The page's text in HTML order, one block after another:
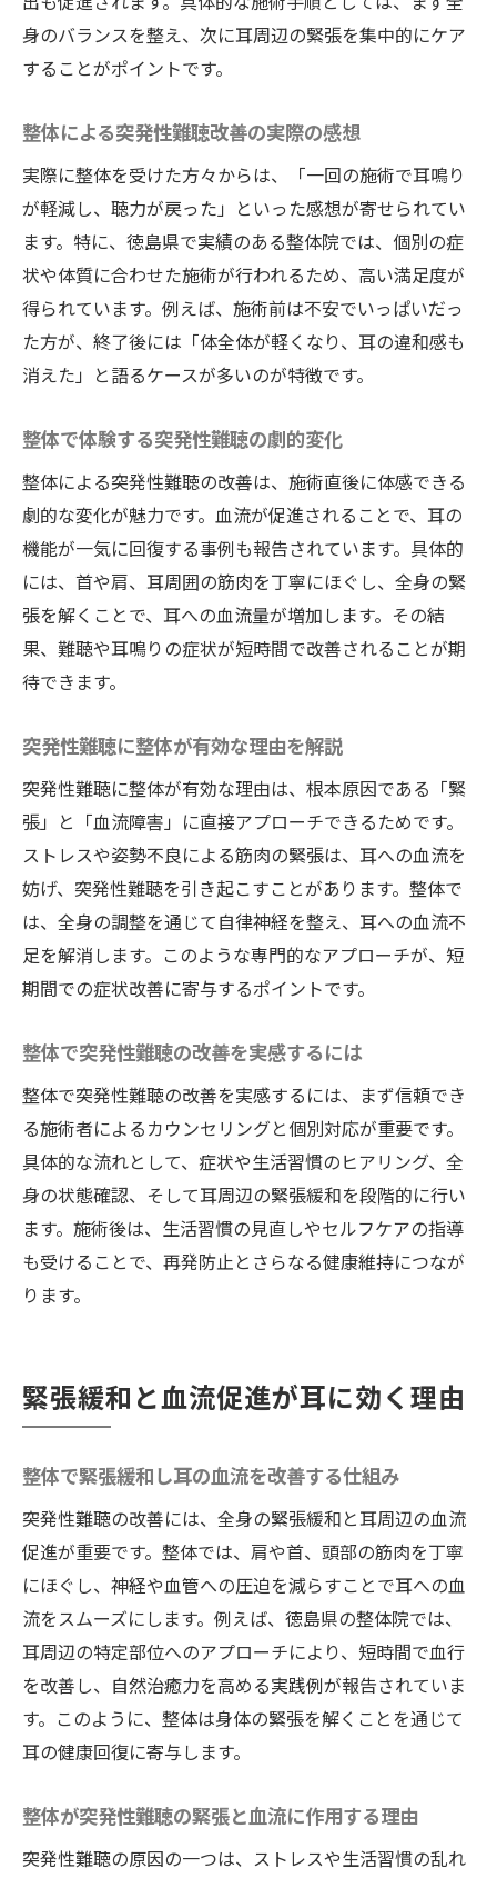
方法
整体で身体の血流を促進し耳の回復力を強
自然治癒力向上に整体と血流改善が効果的
な理由
整体施術で血流改善し突発性難聴の回復促
進
整体の血流改善が自然治癒をサポートする
仕組み
血流改善を重視した整体の健康メリット
整体を通じて耳の不調が回復する仕組み
整体施術が耳の血流改善に与える効果
整体が耳の緊張を解いて回復を導くメカニ
ズム
整体を活用した耳の不調改善の実践例
整体で耳の自然治癒力を高める方法解説
耳の不調回復に整体が有効な理由とは
早期対処なら突発性難聴も一日で希望へ
一日で改善を目指す整体の施術アプローチ
整体による早期介入が突発性難聴に効果的
突発性難聴は整体の早期施術が鍵となる理
由
整体と早期対策で突発性難聴に希望を持つ
整体で一日でも早く耳の不調を改善するに
整体と食生活の見直しで耳の健康維持
突発性難聴と整体によるストレスケアの大
切さ
整体施術と食事管理で耳の不調を予防する
方法
ストレス緩和が突発性難聴の改善に役立つ
理由
整体から始める突発性難聴の回復ポイント
突発性難聴の回復には整体と生活習慣が重
要
整体で押さえるべき突発性難聴改善の秘訣
整体を取り入れた効果的な回復プランの提
案
整体の視点で考える突発性難聴の対策法
身のバランスを整え、次に耳周辺の緊張を集中的にケア
することがポイントです。
整体による突発性難聴改善の実際の感想
実際に整体を受けた方々からは、「一回の施術で耳鳴り
が軽減し、聴力が戻った」といった感想が寄せられてい
ます。特に、徳島県で実績のある整体院では、個別の症
状や体質に合わせた施術が行われるため、高い満足度が
得られています。例えば、施術前は不安でいっぱいだっ
た方が、終了後には「体全体が軽くなり、耳の違和感も
消えた」と語るケースが多いのが特徴です。
整体で体験する突発性難聴の劇的変化
整体による突発性難聴の改善は、施術直後に体感できる
劇的な変化が魅力です。血流が促進されることで、耳の
機能が一気に回復する事例も報告されています。具体的
には、首や肩、耳周囲の筋肉を丁寧にほぐし、全身の緊
張を解くことで、耳への血流量が増加します。その結
果、難聴や耳鳴りの症状が短時間で改善されることが期
待できます。
突発性難聴に整体が有効な理由を解説
突発性難聴に整体が有効な理由は、根本原因である「緊
張」と「血流障害」に直接アプローチできるためです。
ストレスや姿勢不良による筋肉の緊張は、耳への血流を
妨げ、突発性難聴を引き起こすことがあります。整体で
は、全身の調整を通じて自律神経を整え、耳への血流不
足を解消します。このような専門的なアプローチが、短
期間での症状改善に寄与するポイントです。
整体で突発性難聴の改善を実感するには
整体で突発性難聴の改善を実感するには、まず信頼でき
る施術者によるカウンセリングと個別対応が重要です。
具体的な流れとして、症状や生活習慣のヒアリング、全
身の状態確認、そして耳周辺の緊張緩和を段階的に行い
ます。施術後は、生活習慣の見直しやセルフケアの指導
も受けることで、再発防止とさらなる健康維持につなが
ります。
緊張緩和と血流促進が耳に効く理由
整体で緊張緩和し耳の血流を改善する仕組み
突発性難聴の改善には、全身の緊張緩和と耳周辺の血流
促進が重要です。整体では、肩や首、頭部の筋肉を丁寧
にほぐし、神経や血管への圧迫を減らすことで耳への血
流をスムーズにします。例えば、徳島県の整体院では、
耳周辺の特定部位へのアプローチにより、短時間で血行
を改善し、自然治癒力を高める実践例が報告されていま
す。このように、整体は身体の緊張を解くことを通じて
耳の健康回復に寄与します。
整体が突発性難聴の緊張と血流に作用する理由
突発性難聴の原因の一つは、ストレスや生活習慣の乱れ